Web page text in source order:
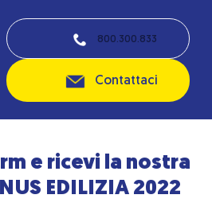
800.300.833
Contattaci
e ricevi la nostra
EDILIZIA 2022